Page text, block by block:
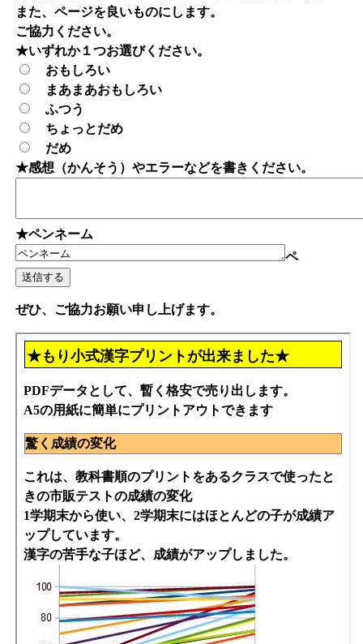
また、ページを良いものにします。
ご協力ください。
★いずれか１つお選びください。
おもしろい
まあまあおもしろい
ふつう
ちょっとだめ
だめ
★感想（かんそう）やエラーなどを書きください。
★ペンネーム
ペ
ぜひ、ご協力お願い申し上げます。